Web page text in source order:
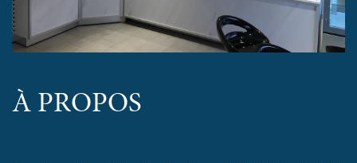
À PROPOS